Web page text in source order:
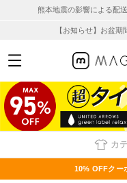
熊本地震の影響による配
【お知らせ】お盆
カ
10% OFFクー